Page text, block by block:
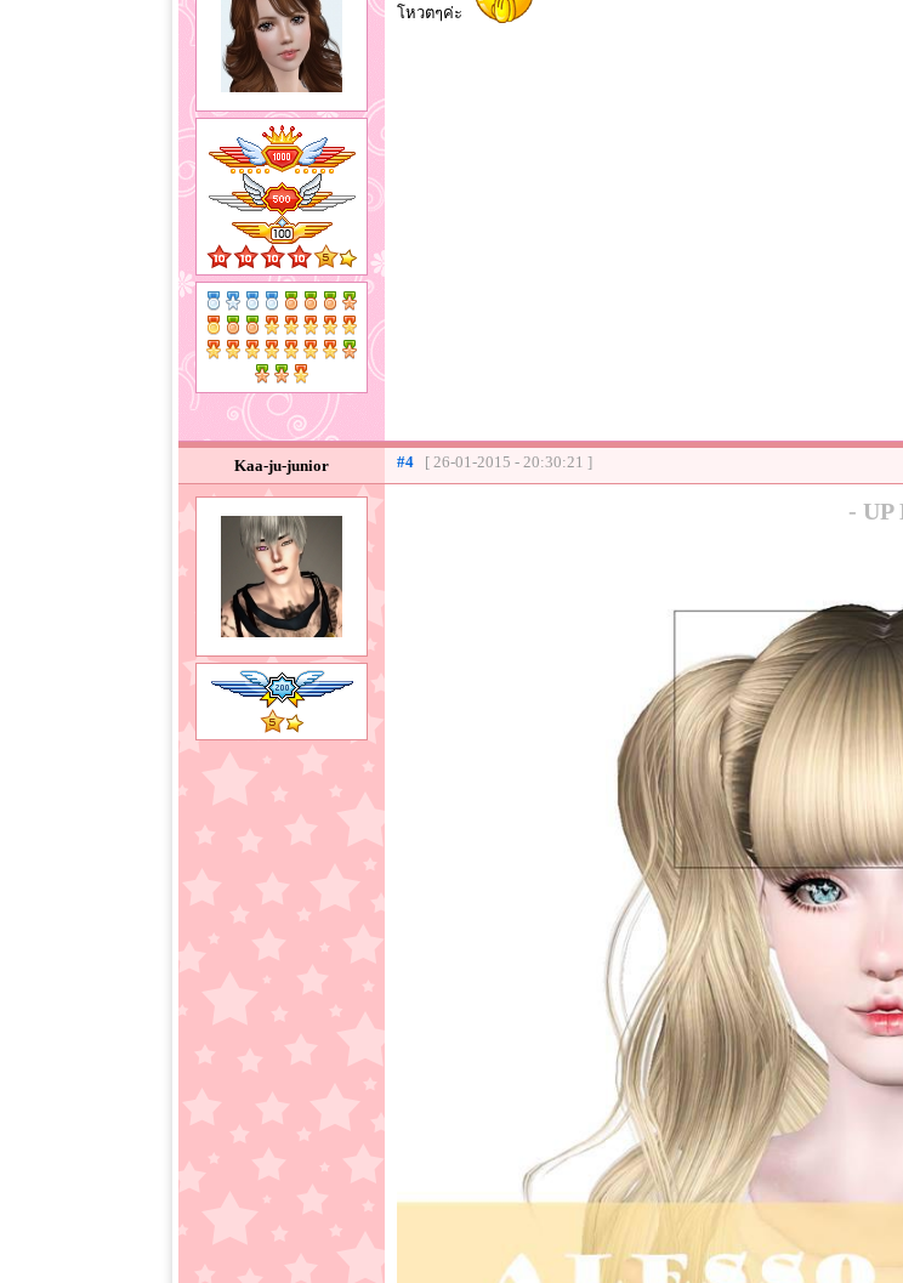
โหวตๆค่ะ
Kaa-ju-junior #4 [ 26-01-2015 - 20:30:21 ]
- UP